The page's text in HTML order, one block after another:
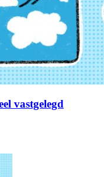
vastgelegd